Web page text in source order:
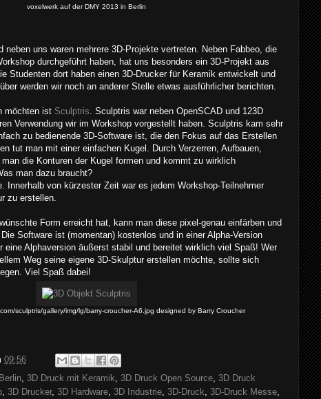
voxelwerk auf der DMY 2013 in Berlin
neben uns waren mehrere 3D-Projekte vertreten. Neben Fabbeo, die
durchgeführt haben, hat uns besonders ein 3D-Projekt aus
Studenten dort haben einen 3D-Drucker für Keramik entwickelt und
werden wir noch an anderer Stelle etwas ausführlicher berichten.
möchten ist Sculptris. Sculptris war neben OpenSCAD und 123D
Verwendung wir im Workshop vorgestellt haben. Sculptris kam sehr
zu bedienende 3D-Software ist, die den Fokus auf das Erstellen
tut man mit einer einfachen Kugel. Durch Verzerren, Aufbauen,
die Konturen der Kugel formen und kommt zu wirklich
man dazu braucht?
Innerhalb von kürzester Zeit war es jedem Workshop-Teilnehmer
zu erstellen.
Form erreicht hat, kann man diese pixel-genau einfärben und
Software ist (momentan) kostenlos und in einer Alpha-Version
eine Alphaversion äußerst stabil und bereitet wirklich viel Spaß! Wer
Weg seine eigene 3D-Skulptur erstellen möchte, sollte sich
Viel Spaß dabei!
sculptris/gallery/img/lg/barry-croucher-A6.jpg designed by Barry Croucher
09:56
3D Druck mit Keramik 3D Druck Open Source 3D Druck
3D Drucker, 3D Hardware 3D Industrie 3D-Druck 3D-Druck Messe